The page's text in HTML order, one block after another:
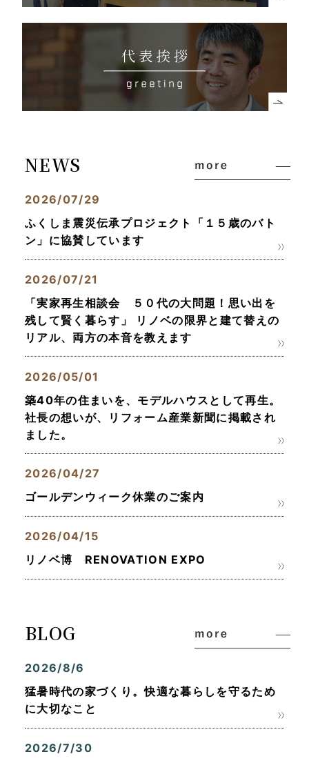
NEWS
2026/07/29
ふくしま震災伝承プロジェクト「１５歳のバト
ン」に協賛しています
2026/07/21
「実家再生相談会 ５０代の大問題！思い出を
残して賢く暮らす」 リノベの限界と建て替えの
リアル、両方の本音を教えます
2026/05/01
築40年の住まいを、モデルハウスとして再生。
社長の想いが、リフォーム産業新聞に掲載され
ました。
2026/04/27
ゴールデンウィーク休業のご案内
2026/04/15
リノベ博 RENOVATION EXPO
BLOG
2026/8/6
猛暑時代の家づくり。快適な暮らしを守るため
に大切なこと
2026/7/30